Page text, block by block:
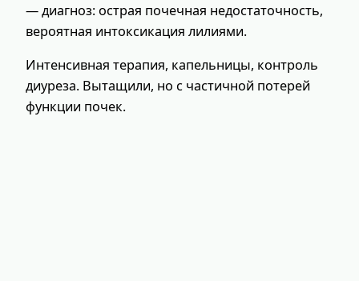
— диагноз: острая почечная недостаточность,
вероятная интоксикация лилиями.
Интенсивная терапия, капельницы, контроль
диуреза. Вытащили, но с частичной потерей
функции почек.